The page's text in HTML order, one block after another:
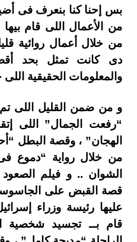
بس إحنا كنا بنعرف فى
من الأعمال اللى قام
من خلال أعمال روائية
والمعلومات الحقيقية
و من ضمن القليل اللى
“رفعت الجمال” اللى
الهجان” ، وقصة البطل
من خلال رواية “دموع
الشوان .. و فيلم الصعود
قصة القبض على
عليها رئيسة وزراء
قام بــ تجسيد شخصية